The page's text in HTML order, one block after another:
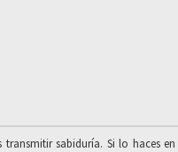
transmitir sabiduría. Si lo haces